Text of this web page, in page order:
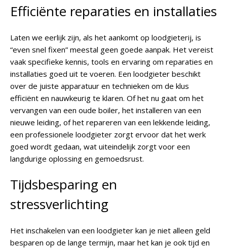
Efficiënte reparaties en installaties
Laten we eerlijk zijn, als het aankomt op loodgieterij, is
“even snel fixen” meestal geen goede aanpak. Het vereist
vaak specifieke kennis, tools en ervaring om reparaties en
installaties goed uit te voeren. Een loodgieter beschikt
over de juiste apparatuur en technieken om de klus
efficiënt en nauwkeurig te klaren. Of het nu gaat om het
vervangen van een oude boiler, het installeren van een
nieuwe leiding, of het repareren van een lekkende leiding,
een professionele loodgieter zorgt ervoor dat het werk
goed wordt gedaan, wat uiteindelijk zorgt voor een
langdurige oplossing en gemoedsrust.
Tijdsbesparing en
stressverlichting
Het inschakelen van een loodgieter kan je niet alleen geld
besparen op de lange termijn, maar het kan je ook tijd en